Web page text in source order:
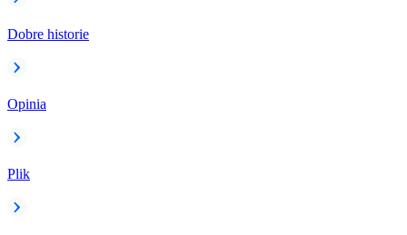
Dobre historie
Opinia
Plik